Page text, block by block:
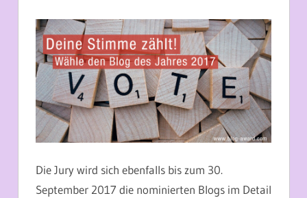
Die Jury wird sich ebenfalls bis zum 30.
September 2017 die nominierten Blogs im Detail